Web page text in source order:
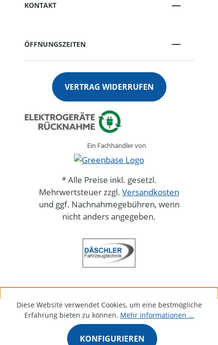
KONTAKT
ÖFFNUNGSZEITEN
VERTRAG WIDERRUFEN
Ein Fachhändler von
* Alle Preise inkl. gesetzl.
Mehrwertsteuer zzgl. Versandkosten
und ggf. Nachnahmegebühren, wenn
nicht anders angegeben.
Diese Website verwendet Cookies, um eine bestmögliche
Erfahrung bieten zu können. Mehr Informationen ...
KONFIGURIEREN